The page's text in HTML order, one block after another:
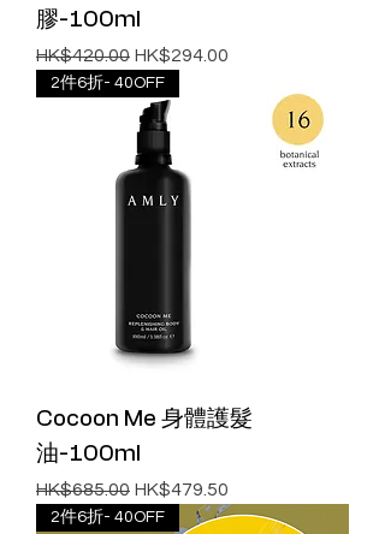
膠-100ml
一般價格
HK$420.00 促銷價格
HK$294.00
2件6折- 40OFF
Cocoon Me 身體護髮
油-100ml
一般價格
HK$685.00 促銷價格
HK$479.50
2件6折- 40OFF